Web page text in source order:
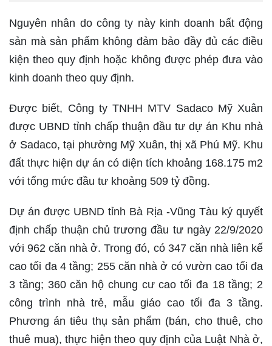
Nguyên nhân do công ty này kinh doanh bất động
sản mà sản phẩm không đảm bảo đầy đủ các điều
kiện theo quy định hoặc không được phép đưa vào
kinh doanh theo quy định.
Được biết, Công ty TNHH MTV Sadaco Mỹ Xuân
được UBND tỉnh chấp thuận đầu tư dự án Khu nhà
ở Sadaco, tại phường Mỹ Xuân, thị xã Phú Mỹ. Khu
đất thực hiện dự án có diện tích khoảng 168.175 m2
với tổng mức đầu tư khoảng 509 tỷ đồng.
Dự án được UBND tỉnh Bà Rịa -Vũng Tàu ký quyết
định chấp thuận chủ trương đầu tư ngày 22/9/2020
với 962 căn nhà ở. Trong đó, có 347 căn nhà liên kế
cao tối đa 4 tầng; 255 căn nhà ở có vườn cao tối đa
3 tầng; 360 căn hộ chung cư cao tối đa 18 tầng; 2
công trình nhà trẻ, mẫu giáo cao tối đa 3 tầng.
Phương án tiêu thụ sản phẩm (bán, cho thuê, cho
thuê mua), thực hiện theo quy định của Luật Nhà ở,